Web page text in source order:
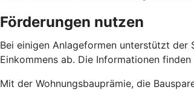
Förderungen nutzen
Bei einigen Anlageformen unterstützt der
Einkommens ab. Die Informationen
Mit der Wohnungsbauprämie, die